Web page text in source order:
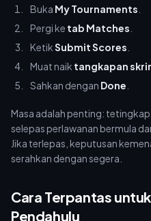
Buka My Tournaments
Pergi ke tab Matches
KetikSubmit Scores
Muat naik tangkapan
Sahkan dengan Done
Masa adalah penting:
selepas perlawanan bermula
Jika terlepas, keputusan
serahkan dengan segera.
Cara Terpantas
Pendahulu